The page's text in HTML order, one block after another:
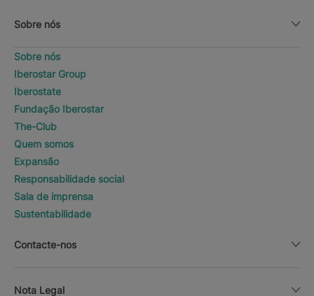
Sobre nós
Sobre nós
Iberostar Group
Iberostate
Fundação Iberostar
The-Club
Quem somos
Expansão
Responsabilidade social
Sala de imprensa
Sustentabilidade
Contacte-nos
Nota Legal